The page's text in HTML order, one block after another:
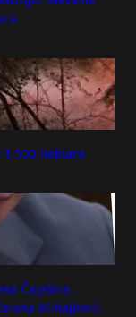
hektara
Čajetine,
Mihajlović.